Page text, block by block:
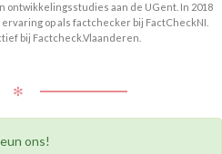
aan de UGent. In 2018
op als factchecker bij FactCheckNI.
bij Factcheck.Vlaanderen.
✻
ons!